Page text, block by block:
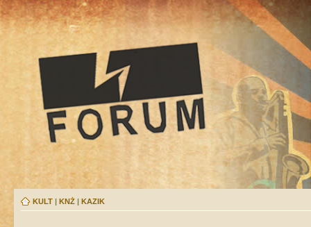
KULT | KNŻ | KAZIK